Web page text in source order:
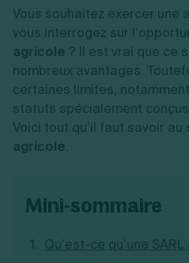
Services aux entreprises
Construction/travaux
Restauration
Commerce
Transport
Autres
Ressources
Calcul d'éligibilité à l'ACRE
Générateur de mentions
Cession d'actions
Transmission universelle
Augmentation de capital
Réduction de capital
Gérer son entreprise
Gestion comptable
Approbation des comptes
Dépôt de marque
Confidentialité de l'adresse
Radiation auto entrepreneur
Micro entreprise
LMNP
Par métier
Conseil/finance
Vente en ligne
Services aux entreprises
Construction/travaux
Restauration
Autres
Par fonctionnalité
Logiciel de facturation
Fiches SASU
Fiches SAS
Fiches EURL
Fiches SARL
Fiches SCI
Fiches auto-entrepreneur
Fiches association
Toutes les fiches sur la
Autres démarches
Fermeture d’entreprise
Exercice d’un métier
Gérer ses salariés
Vous souhaitez exercer une
vous interrogez sur
agricole ? Il est vrai que ce
nombreux avantages.
certaines limites,
statuts spécialement
Voici tout qu’il faut savoir au
agricole.
mini-sommaire
Qu’est-ce qu’une